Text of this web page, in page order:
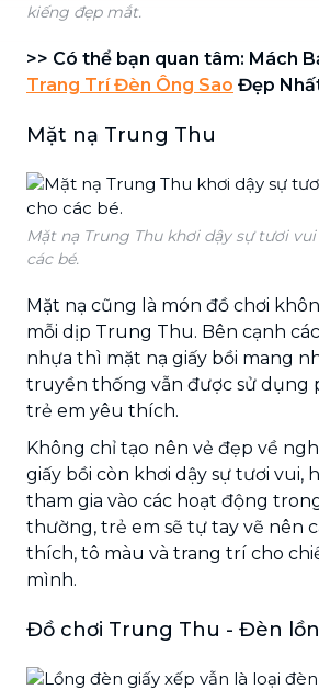
kiếng đẹp mắt.
>> Có thể bạn quan tâm: Mách
Trang Trí Đèn Ông Sao Đẹp
Mặt nạ Trung Thu
Mặt nạ Trung Thu khơi dậy sự tươi
các bé.
Mặt nạ cũng là món đồ chơi
mỗi dịp Trung Thu. Bên cạnh
nhựa thì mặt nạ giấy bồi mang
truyền thống vẫn được sử dụng
trẻ em yêu thích.
Không chỉ tạo nên vẻ đẹp về
giấy bồi còn khơi dậy sự tươi vui,
tham gia vào các hoạt động
thường, trẻ em sẽ tự tay vẽ nên
thích, tô màu và trang trí cho
mình.
Đồ chơi Trung Thu - Đèn